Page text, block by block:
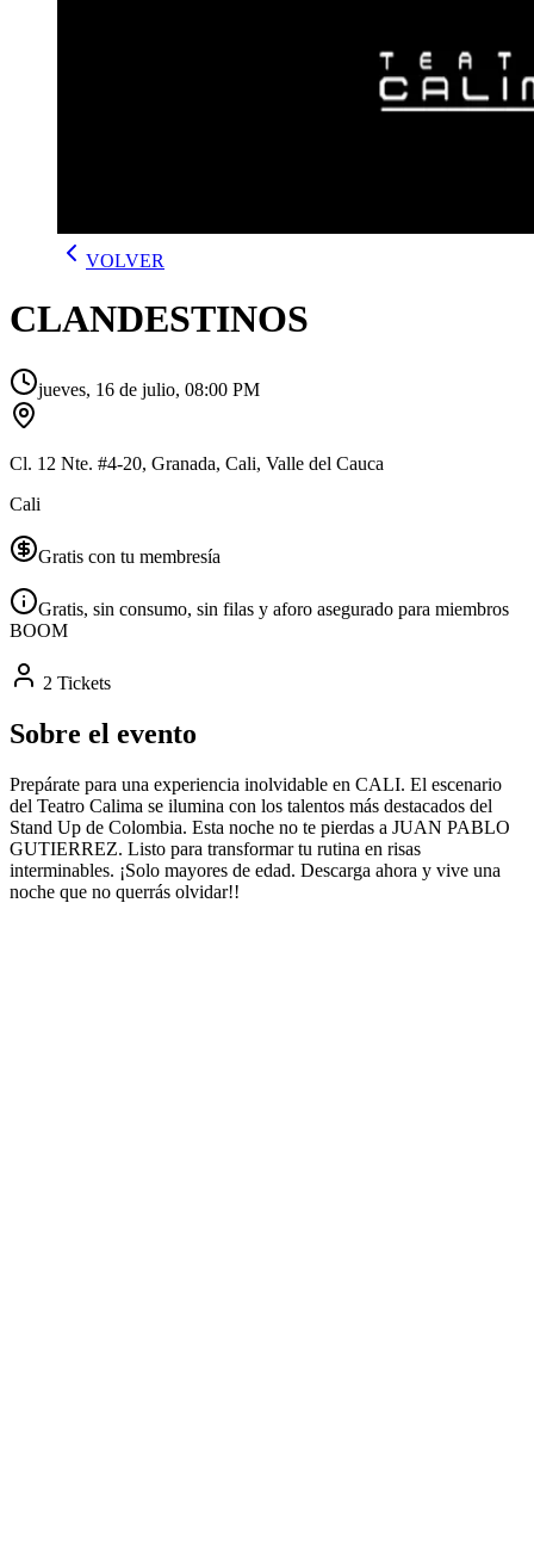
VOLVER
CLANDESTINOS
jueves, 16 de julio, 08:00 PM
Cl. 12 Nte. #4-20, Granada, Cali, Valle del Cauca
Cali
Gratis con tu membresía
Gratis, sin consumo, sin filas y aforo asegurado para miembros
BOOM
2 Tickets
Sobre el evento
Prepárate para una experiencia inolvidable en CALI. El escenario
del Teatro Calima se ilumina con los talentos más destacados del
Stand Up de Colombia. Esta noche no te pierdas a JUAN PABLO
GUTIERREZ. Listo para transformar tu rutina en risas
interminables. ¡Solo mayores de edad. Descarga ahora y vive una
noche que no querrás olvidar!!